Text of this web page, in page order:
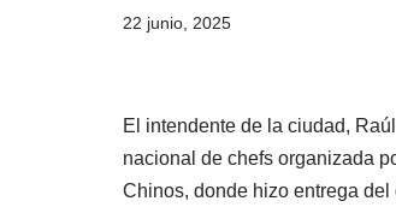
22 junio, 2025
El intendente de la ciudad,
nacional de chefs organizada
Chinos, donde hizo entrega del